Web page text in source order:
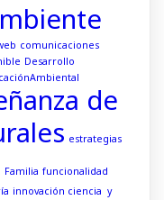
comunicaciones
Desarrollo
de
estrategias
Familia funcionalidad
innovación ciencia y